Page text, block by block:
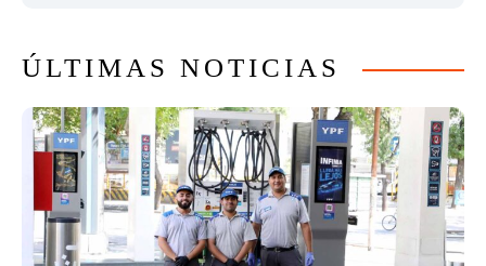
ÚLTIMAS NOTICIAS